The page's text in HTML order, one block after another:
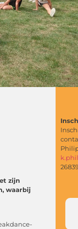
zijn
waarbij